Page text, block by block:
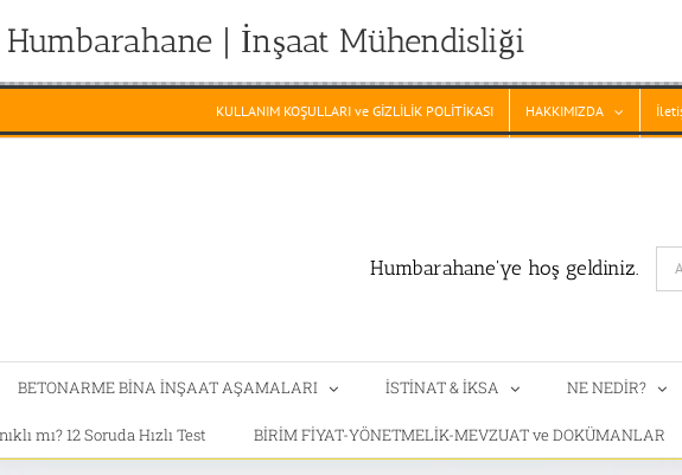
Humbarahane | İnşaat Mühendisliği
KULLANIM KOŞULLARI ve GİZLİLİK POLİTİKASI HAKKIMIZDA
Humbarahane'ye hoş geldiniz.
for:
BETONARME BİNA İNŞAAT AŞAMALARI İSTİNAT & İKSA NE NEDİR?
mı? 12 Soruda Hızlı Test BİRİM FİYAT-YÖNETMELİK-MEVZUAT ve DOKÜMANLAR